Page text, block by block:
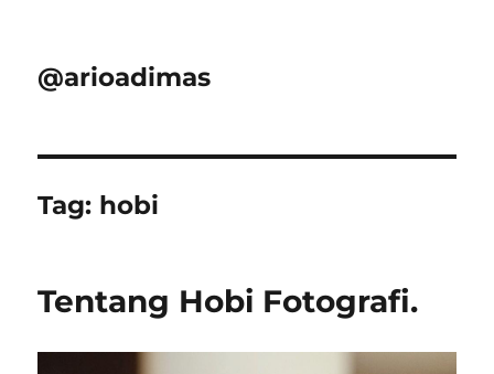
@arioadimas
Tag: hobi
Tentang Hobi Fotografi.